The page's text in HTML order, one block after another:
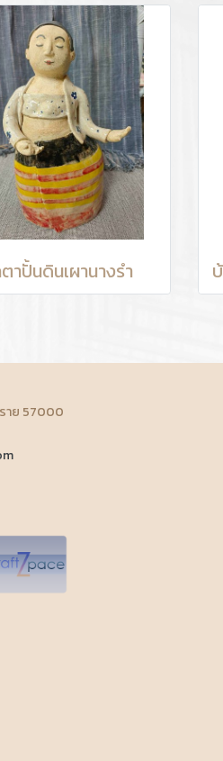
าปั้นดินเผานางรำ
ราย 57000